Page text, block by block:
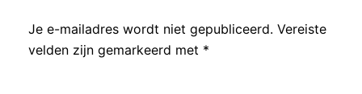
Je e-mailadres wordt niet gepubliceerd. Vereiste
velden zijn gemarkeerd met *